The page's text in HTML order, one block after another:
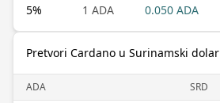
5% 1 ADA 0.050 ADA
Pretvori Cardano u Surinamski dolar
ADA SRD